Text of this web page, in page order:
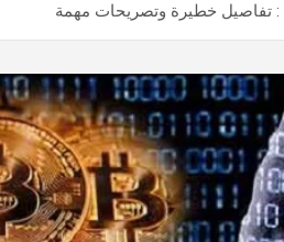
تفاصيل خطيرة وتصريحات مهمة